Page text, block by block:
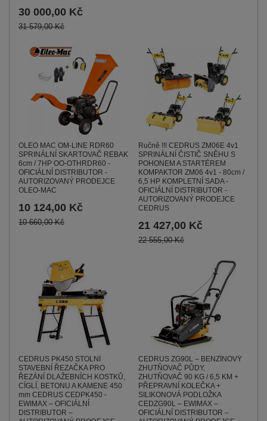
30 000,00 Kč
31 579,00 Kč
OLEO MAC OM-LINE RDR60
SPRINÁLNÍ SKARTOVAČ REBAK
6cm / 7HP OO-OTHRDR60 -
OFICIÁLNÍ DISTRIBUTOR -
AUTORIZOVANÝ PRODEJCE
OLEO-MAC
10 124,00 Kč
10 660,00 Kč
Ručně !!! CEDRUS ZM06E 4v1
SPRINÁLNÍ ČISTIČ SNĚHU S
POHONEM A STARTÉREM
KOMPAKTOR ZM06 4v1 - 80cm /
6,5 HP KOMPLETNÍ SADA -
OFICIÁLNÍ DISTRIBUTOR -
AUTORIZOVANÝ PRODEJCE
CEDRUS
21 427,00 Kč
22 555,00 Kč
CEDRUS PK450 STOLNÍ
STAVEBNÍ ŘEZAČKA PRO
ŘEZÁNÍ DLAŽEBNÍCH KOSTKŮ,
CÍGLÍ, BETONU A KAMENE 450
mm CEDRUS CEDPK450 -
EWIMAX – OFICIÁLNÍ
DISTRIBUTOR –
CEDRUS ZG90L – BENZÍNOVÝ
ZHUTŇOVAČ PŮDY,
ZHUTŇOVAČ 90 KG / 6,5 KM +
PŘEPRAVNÍ KOLEČKA +
SILIKONOVÁ PODLOŽKA
CEDZG90L – EWIMAX –
OFICIÁLNÍ DISTRIBUTOR –